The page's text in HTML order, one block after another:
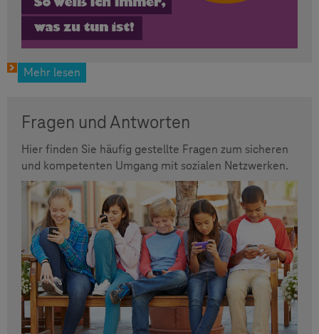
Mehr lesen
Fragen und Antworten
Hier finden Sie häufig gestellte Fragen zum sicheren
und kompetenten Umgang mit sozialen Netzwerken.